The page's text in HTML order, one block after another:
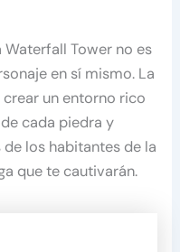
Waterfall Tower no es
en sí mismo. La
un entorno rico
cada piedra y
los habitantes de la
que te cautivarán.